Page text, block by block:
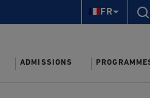
FR
ADMISSIONS